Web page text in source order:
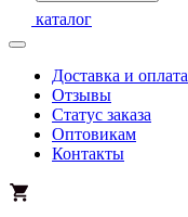
каталог
Доставка и оплата
Отзывы
Статус заказа
Оптовикам
Контакты